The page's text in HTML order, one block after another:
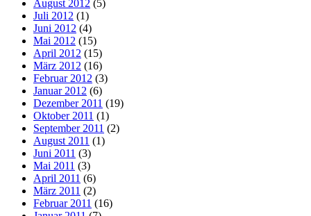
August 2012 (5)
Juli 2012 (1)
Juni 2012 (4)
Mai 2012 (15)
April 2012 (15)
März 2012 (16)
Februar 2012 (3)
Januar 2012 (6)
Dezember 2011 (19)
Oktober 2011 (1)
September 2011 (2)
August 2011 (1)
Juni 2011 (3)
Mai 2011 (3)
April 2011 (6)
März 2011 (2)
Februar 2011 (16)